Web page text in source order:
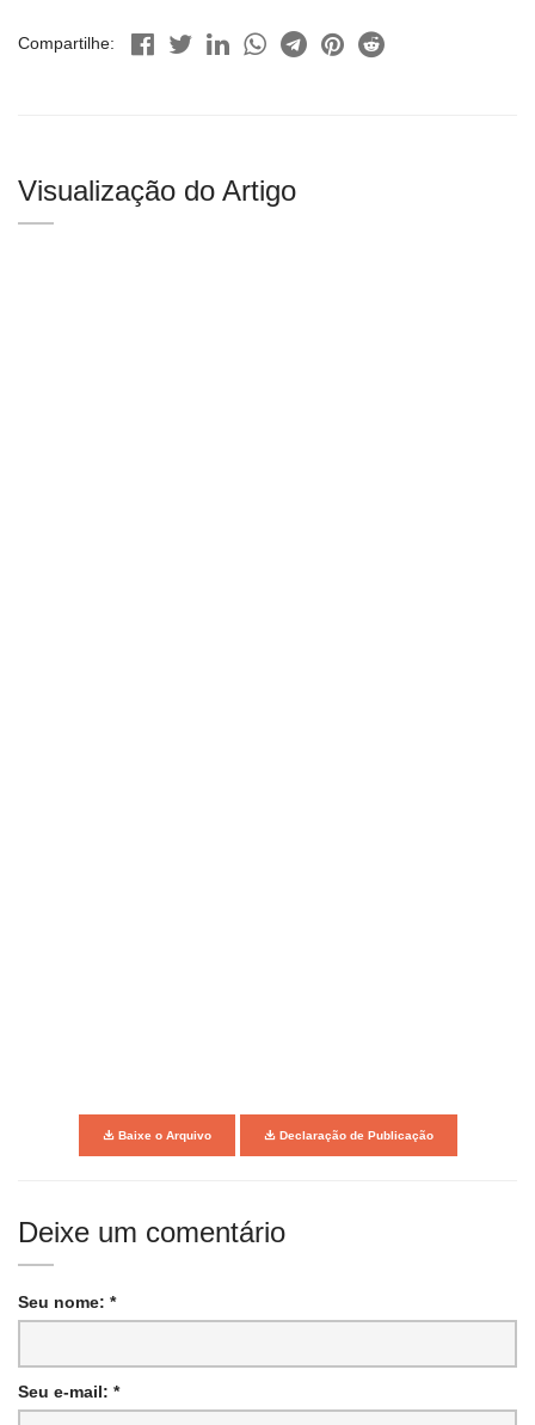
Compartilhe:
Visualização do Artigo
Baixe o Arquivo Declaração de Publicação
Deixe um comentário
Seu nome: *
Seu e-mail: *